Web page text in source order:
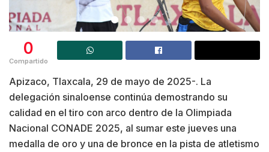
0
Compartido
Apizaco, Tlaxcala, 29 de mayo de 2025-. La
delegación sinaloense continúa demostrando su
calidad en el tiro con arco dentro de la Olimpiada
Nacional CONADE 2025, al sumar este jueves una
medalla de oro y una de bronce en la pista de atletismo